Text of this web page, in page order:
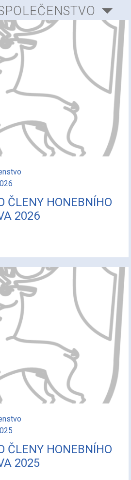
ČLENY HONEBNÍHO
2026
ČLENY HONEBNÍHO
2025